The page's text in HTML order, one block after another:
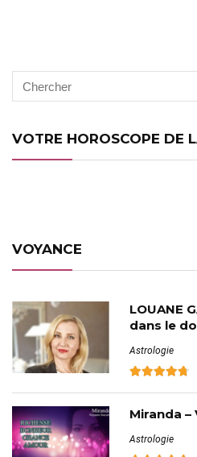
VOTRE HOROSCOPE DE
VOYANCE
LOUANE
dans le
Astrologie
Miranda
Astrologie